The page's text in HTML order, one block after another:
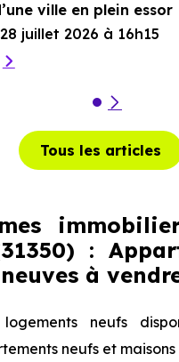
ville en plein essor
juillet 2026 à 16h15
Tous les articles
:
à
logements neufs
neufs et